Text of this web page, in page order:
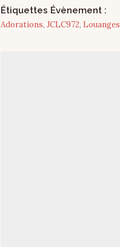
Étiquettes Évènement :
Adorations, JCLC972, Louanges